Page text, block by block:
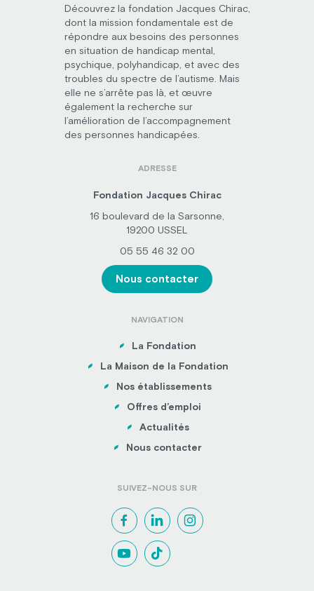
Découvrez la fondation Jacques Chirac,
dont la mission fondamentale est de
répondre aux besoins des personnes
en situation de handicap mental,
psychique, polyhandicap, et avec des
troubles du spectre de l’autisme. Mais
elle ne s’arrête pas là, et œuvre
également la recherche sur
l’amélioration de l’accompagnement
des personnes handicapées.
ADRESSE
Fondation Jacques Chirac
16 boulevard de la Sarsonne,
19200 USSEL
05 55 46 32 00
Nous contacter
NAVIGATION
La Fondation
La Maison de la Fondation
Nos établissements
Offres d’emploi
Actualités
Nous contacter
SUIVEZ-NOUS SUR